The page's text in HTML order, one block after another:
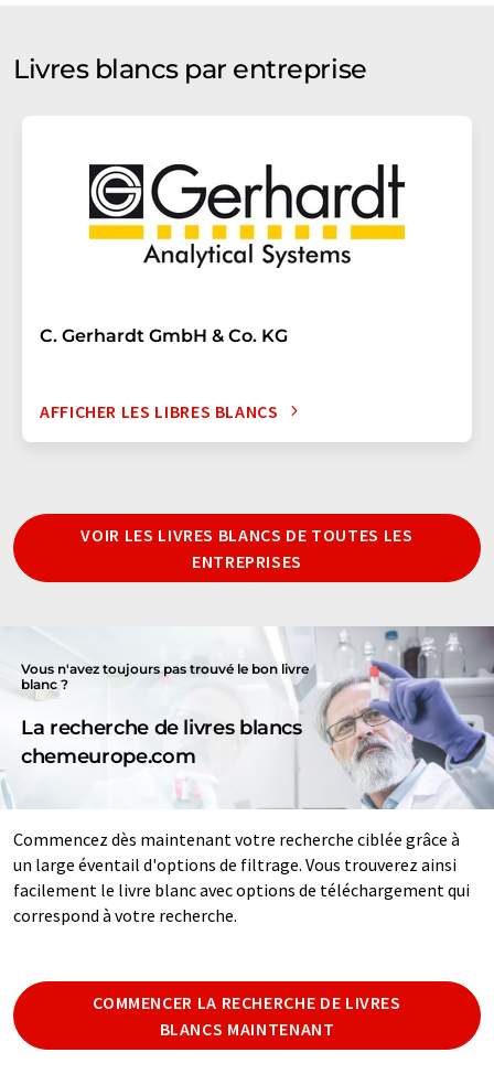
Livres blancs par entreprise
C. Gerhardt GmbH & Co. KG
AFFICHER LES LIBRES BLANCS
VOIR LES LIVRES BLANCS DE TOUTES LES
ENTREPRISES
Vous n'avez toujours pas trouvé le bon livre
blanc ?
La recherche de livres blancs
chemeurope.com
Commencez dès maintenant votre recherche ciblée grâce à
un large éventail d'options de filtrage. Vous trouverez ainsi
facilement le livre blanc avec options de téléchargement qui
correspond à votre recherche.
COMMENCER LA RECHERCHE DE LIVRES
BLANCS MAINTENANT